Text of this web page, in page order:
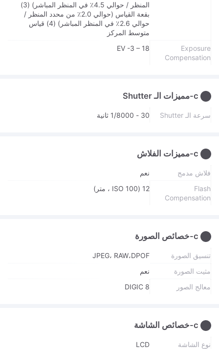
المنظر / حوالي 4.5٪ في المنظر المباشر) (3)
بقعة القياس (حوالي 2.0٪ من محدد المنظر /
حوالي 2.6٪ في المنظر المباشر) (4) قياس
متوسط ​​المركز
Exposure
Compensation
EV -3 – 18
سرعة الـ Shutter 30 - 1/8000 ثانية
فلاش مدمج
نعم
Flash
Compensation
12 (ISO 100 ، متر)
تنسيق الصورة
JPEG، RAW،DPOF
مثيت الصورة
نعم
معالج الصور
DIGIC 8
نوع الشاشة LCD